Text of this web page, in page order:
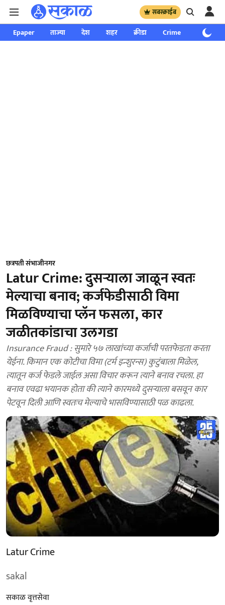
सबस्क्राईब
Epaper ताज्या देश शहर क्रीडा Crime साप्ताहिक
छत्रपती संभाजीनगर
Latur Crime: दुसऱ्याला जाळून स्वतः
मेल्याचा बनाव; कर्जफेडीसाठी विमा
मिळविण्याचा प्लॅन फसला, कार
जळीतकांडाचा उलगडा
Insurance Fraud : सुमारे ५७ लाखांच्या कर्जाची परतफेडता करता
येईना. किमान एक कोटीचा विमा (टर्म इन्शुरन्स) कुटुंबाला मिळेल,
त्यातून कर्ज फेडले जाईल असा विचार करून त्याने बनाव रचला. हा
बनाव एवढा भयानक होता की त्याने कारमध्ये दुसऱ्याला बसवून कार
पेटवून दिली आणि स्वतःच मेल्याचे भासविण्यासाठी पळ काढला.
Latur Crime
sakal
सकाळ वृत्तसेवा